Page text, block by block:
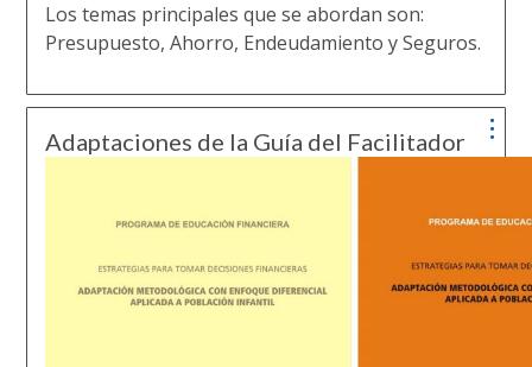
Los temas principales que se abordan son:
Presupuesto, Ahorro, Endeudamiento y Seguros.
Adaptaciones de la Guía del Facilitador